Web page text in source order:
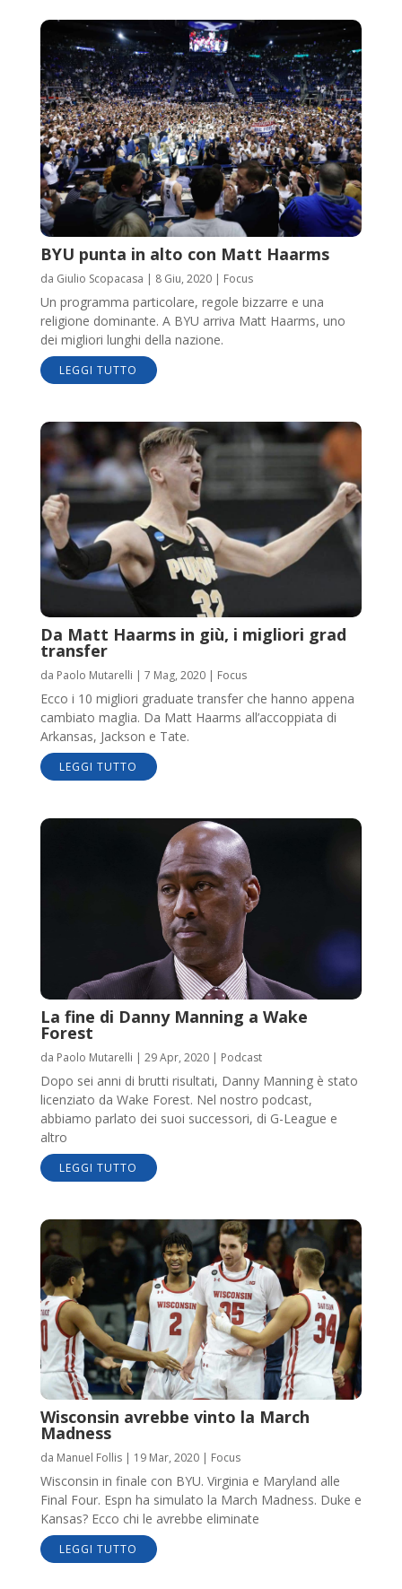
BYU punta in alto con Matt Haarms
da Giulio Scopacasa | 8 Giu, 2020| Focus
Un programma particolare, regole bizzarre e una
religione dominante. A BYU arriva Matt Haarms, uno
dei migliori lunghi della nazione.
LEGGI TUTTO
Da Matt Haarms in giù, i migliori grad
transfer
da Paolo Mutarelli | 7 Mag, 2020| Focus
Ecco i 10 migliori graduate transfer che hanno appena
cambiato maglia. Da Matt Haarms all’accoppiata di
Arkansas, Jackson e Tate.
LEGGI TUTTO
La fine di Danny Manning a Wake
Forest
da Paolo Mutarelli | 29 Apr, 2020| Podcast
Dopo sei anni di brutti risultati, Danny Manning è stato
licenziato da Wake Forest. Nel nostro podcast,
abbiamo parlato dei suoi successori, di G-League e
altro
LEGGI TUTTO
Wisconsin avrebbe vinto la March
Madness
da Manuel Follis| 19 Mar, 2020| Focus
Wisconsin in finale con BYU. Virginia e Maryland alle
Final Four. Espn ha simulato la March Madness. Duke e
Kansas? Ecco chi le avrebbe eliminate
LEGGI TUTTO